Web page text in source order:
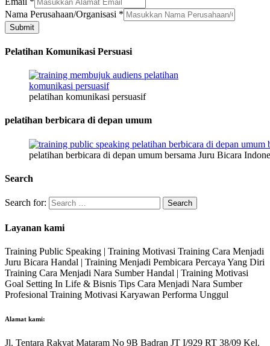
Nama
Kelamin
Nama Perusahaan/Organisasi *
Submit
Pelatihan Komunikasi Persuasi
pelatihan komunikasi persuasif
pelatihan berbicara di depan umum
pelatihan berbicara di depan umum bersama Juru Bicara
Search
Search for:
Layanan kami
Training Public Speaking | Training Motivasi Training Cara Menjadi
Juru Bicara Handal | Training Menjadi Pembicara Percaya Yang Diri
Training Cara Menjadi Nara Sumber Handal | Training Motivasi
Goal Setting In Life & Bisnis Tips Cara Menjadi Nara Sumber
Profesional Training Motivasi Karyawan Performa Unggul
Alamat kami:
Jl. Tentara Rakyat Mataram No 9B Badran JT I/929 RT 38/09 Kel.